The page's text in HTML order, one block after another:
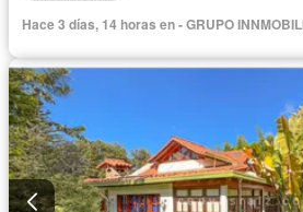
Hace 3 días, 14 horas en - GRUPO